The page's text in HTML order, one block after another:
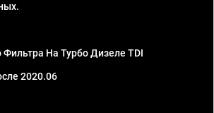
На Турбо Дизеле TDI
2020.06